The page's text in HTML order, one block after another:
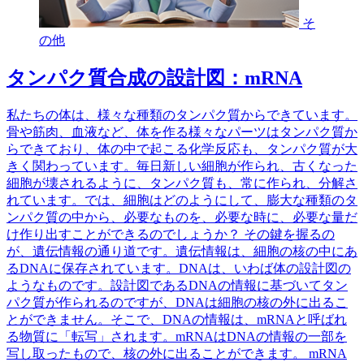
そ
の他
タンパク質合成の設計図：mRNA
私たちの体は、様々な種類のタンパク質からできています。
骨や筋肉、血液など、体を作る様々なパーツはタンパク質か
らできており、体の中で起こる化学反応も、タンパク質が大
きく関わっています。毎日新しい細胞が作られ、古くなった
細胞が壊されるように、タンパク質も、常に作られ、分解さ
れています。では、細胞はどのようにして、膨大な種類のタ
ンパク質の中から、必要なものを、必要な時に、必要な量だ
け作り出すことができるのでしょうか？ その鍵を握るの
が、遺伝情報の通り道です。遺伝情報は、細胞の核の中にあ
るDNAに保存されています。DNAは、いわば体の設計図の
ようなものです。設計図であるDNAの情報に基づいてタン
パク質が作られるのですが、DNAは細胞の核の外に出るこ
とができません。そこで、DNAの情報は、mRNAと呼ばれ
る物質に「転写」されます。mRNAはDNAの情報の一部を
写し取ったもので、核の外に出ることができます。 mRNA